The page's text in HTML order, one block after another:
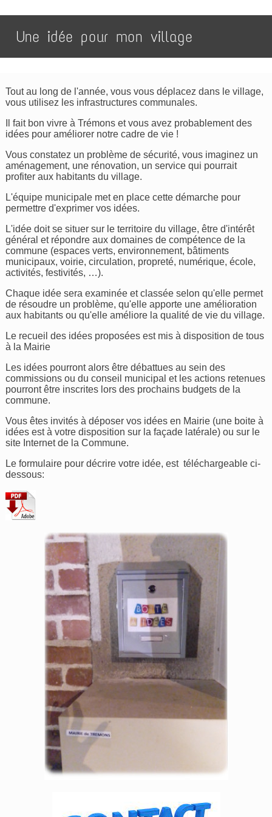
Une idée pour mon village
Tout au long de l'année, vous vous déplacez dans le village,
vous utilisez les infrastructures communales.
Il fait bon vivre à Trémons et vous avez probablement des
idées pour améliorer notre cadre de vie !
Vous constatez un problème de sécurité, vous imaginez un
aménagement, une rénovation, un service qui pourrait
profiter aux habitants du village.
L'équipe municipale met en place cette démarche pour
permettre d'exprimer vos idées.
L'idée doit se situer sur le territoire du village, être d'intérêt
général et répondre aux domaines de compétence de la
commune (espaces verts, environnement, bâtiments
municipaux, voirie, circulation, propreté, numérique, école,
activités, festivités, …).
Chaque idée sera examinée et classée selon qu'elle permet
de résoudre un problème, qu'elle apporte une amélioration
aux habitants ou qu'elle améliore la qualité de vie du village.
Le recueil des idées proposées est mis à disposition de tous
à la Mairie
Les idées pourront alors être débattues au sein des
commissions ou du conseil municipal et les actions retenues
pourront être inscrites lors des prochains budgets de la
commune.
Vous êtes invités à déposer vos idées en Mairie (une boite à
idées est à votre disposition sur la façade latérale) ou sur le
site Internet de la Commune.
Le formulaire pour décrire votre idée, est téléchargeable ci-
dessous: